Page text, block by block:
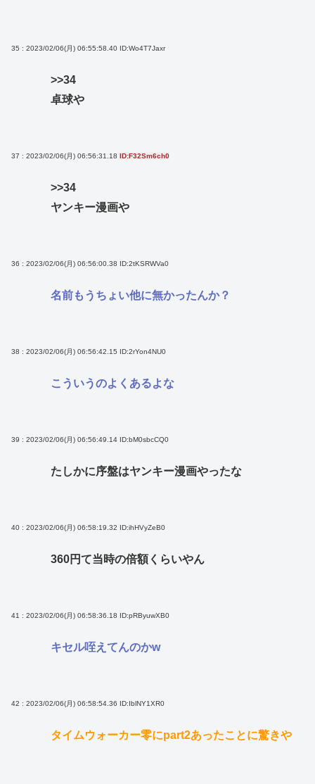
35 : 2023/02/06(月) 06:55:58.40 ID:Wo4T7Jaxr
>>34
卓球や
37 : 2023/02/06(月) 06:56:31.18 ID:F32Sm6ch0
>>34
ヤンキー漫画や
36 : 2023/02/06(月) 06:56:00.38 ID:2tKSRWVa0
名前もうちょい他に無かったんか？
38 : 2023/02/06(月) 06:56:42.15 ID:2rYon4NU0
こういうのよくあるよな
39 : 2023/02/06(月) 06:56:49.14 ID:bM0sbcCQ0
たしかに序盤はヤンキー漫画やったな
40 : 2023/02/06(月) 06:58:19.32 ID:ihHVyZeB0
360円て当時の倍額くらいやん
41 : 2023/02/06(月) 06:58:36.18 ID:pRByuwXB0
キセル咥えてんのかw
42 : 2023/02/06(月) 06:58:54.36 ID:IblNY1XR0
タイムウォーカー零にpart2あったことに驚きや